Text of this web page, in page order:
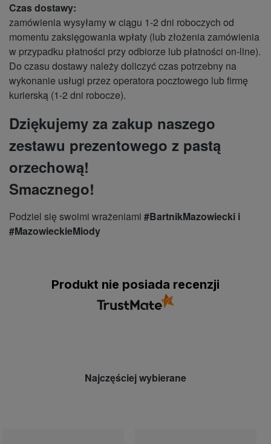
Czas dostawy:
zamówienia wysyłamy w ciągu 1-2 dni roboczych od
momentu zaksięgowania wpłaty (lub złożenia zamówienia
w przypadku płatności przy odbiorze lub płatności on-line).
Do czasu dostawy należy doliczyć czas potrzebny na
wykonanie usługi przez operatora pocztowego lub firmę
kurierską (1-2 dni robocze).
Dziękujemy za zakup naszego
zestawu prezentowego z pastą
orzechową!
Smacznego!
Podziel się swoimi wrażeniami #BartnikMazowiecki i
#MazowieckieMiody
Produkt nie posiada recenzji
Najczęściej wybierane